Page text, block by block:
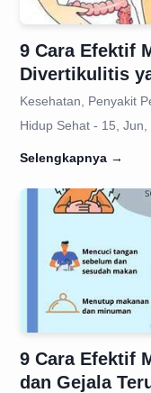
9 Cara Efektif
Divertikulitis
Kesehatan, Penyakit
Hidup Sehat - 15,
Selengkapnya →
9 Cara Efektif
dan Gejala